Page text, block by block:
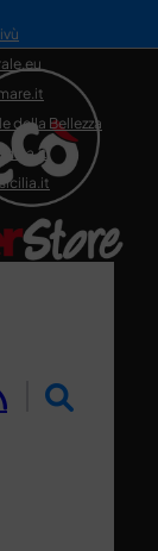
della Bellezza